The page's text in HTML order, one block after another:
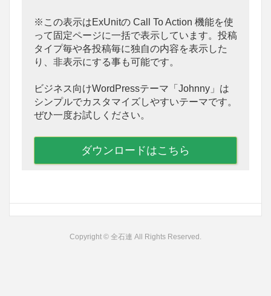
※この表示はExUnitの Call To Action 機能を使
って固定ページに一括で表示しています。投稿
タイプ毎や各投稿毎に独自の内容を表示した
り、非表示にする事も可能です。
ビジネス向けWordPressテーマ「Johnny」は
シンプルでカスタマイズしやすいテーマです。
ぜひ一度お試しください。
ダウンロードはこちら
Copyright © 全石連 All Rights Reserved.